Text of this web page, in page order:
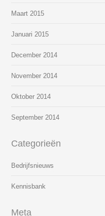
Maart 2015
Januari 2015
December 2014
November 2014
Oktober 2014
September 2014
Categorieën
Bedrijfsnieuws
Kennisbank
Meta